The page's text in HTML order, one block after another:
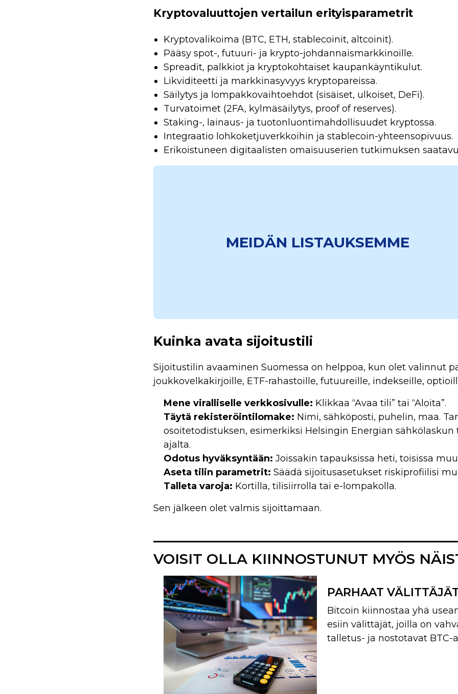
Kryptovaluuttojen vertailun erityisparametrit
Kryptovalikoima (BTC, ETH, stablecoinit, altcoinit).
Pääsy spot-, futuuri- ja krypto-johdannaismarkkinoille.
Spreadit, palkkiot ja kryptokohtaiset kaupankäyntikulut.
Likviditeetti ja markkinasyvyys kryptopareissa.
Säilytys ja lompakkovaihtoehdot (sisäiset, ulkoiset, DeFi).
Turvatoimet (2FA, kylmäsäilytys, proof of reserves).
Staking-, lainaus- ja tuotonluontimahdollisuudet kryptossa.
Integraatio lohkoketjuverkkoihin ja stablecoin-yhteensopivuus.
Erikoistuneen digitaalisten omaisuuserien tutkimuksen
MEIDÄN LISTAUKSEMME
Kuinka avata sijoitustili
Sijoitustilin avaaminen Suomessa on helppoa, kun olet valinnut
joukkovelkakirjoille, ETF-rahastoille, futuureille, indekseille,
Mene viralliselle verkkosivulle: Klikkaa “Avaa tili” tai “Aloita”.
Täytä rekisteröintilomake: Nimi, sähköposti, puhelin, maa.
osoitetodistuksen, esimerkiksi Helsingin Energian sähkölaskun
ajalta.
Odotus hyväksyntään: Joissakin tapauksissa heti, toisissa
Aseta tilin parametrit: Säädä sijoitusasetukset riskiprofiilisi
Talleta varoja: Kortilla, tilisiirrolla tai e-lompakolla.
Sen jälkeen olet valmis sijoittamaan.
VOISIT OLLA KIINNOSTUNUT MYÖS
PARHAAT
Bitcoin kiinnostaa yhä
esiin välittäjät, joilla on
talletus- ja nostotavat BTC-